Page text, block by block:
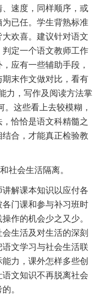
速度，同样顺序，或
已任。学生背熟标准
欢喜。建议针对语文
定一个语文教师工作
应有一些辅助手段，
末作文做对比，看有
力，写作及阅读方法掌
这些看上去较模糊，
恰恰是语文科精髓之
合，才能真正检验教
社会生活隔离。
解课本知识以应付各
门课和参与补习班时
作的机会少之又少。
生活及对生活的深刻
文学习与社会生活联
力，课外怎样多些创
文知识不再脱离社会
。